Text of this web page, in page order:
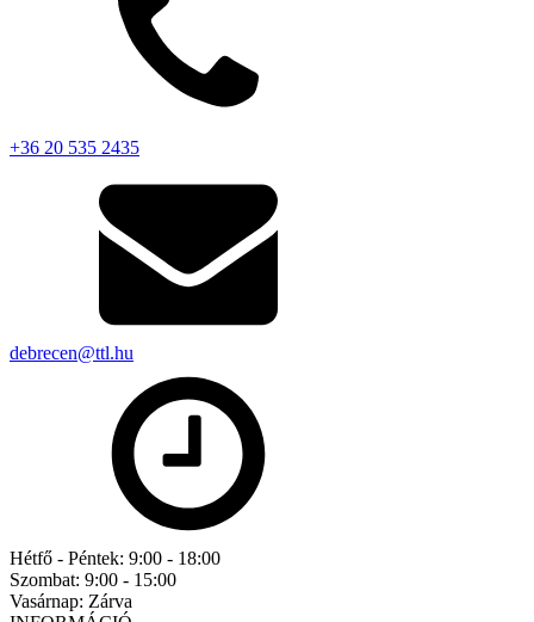
+36 20 535 2435
debrecen@ttl.hu
Hétfő - Péntek: 9:00 - 18:00
Szombat: 9:00 - 15:00
Vasárnap: Zárva